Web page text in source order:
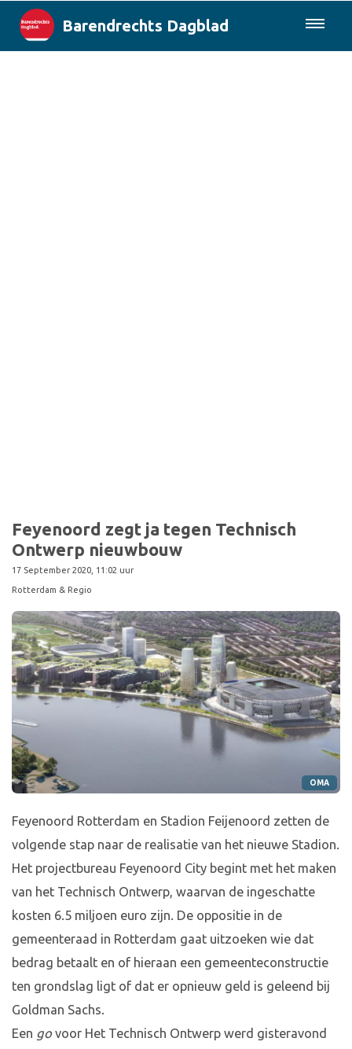
Barendrechts Dagblad
Feyenoord zegt ja tegen Technisch
Ontwerp nieuwbouw
17 September 2020, 11:02 uur
Rotterdam & Regio
OMA
Feyenoord Rotterdam en Stadion Feijenoord zetten de
volgende stap naar de realisatie van het nieuwe Stadion.
Het projectbureau Feyenoord City begint met het maken
van het Technisch Ontwerp, waarvan de ingeschatte
kosten 6.5 miljoen euro zijn. De oppositie in de
gemeenteraad in Rotterdam gaat uitzoeken wie dat
bedrag betaalt en of hieraan een gemeenteconstructie
ten grondslag ligt of dat er opnieuw geld is geleend bij
Goldman Sachs.
Een go voor Het Technisch Ontwerp werd gisteravond